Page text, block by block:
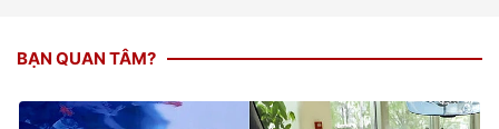
BẠN QUAN TÂM?